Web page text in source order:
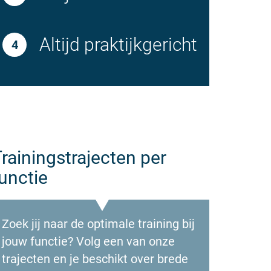
Altijd praktijkgericht
per
Zoek jij naar de optimale training bij
jouw functie? Volg een van onze
trajecten en je beschikt over brede